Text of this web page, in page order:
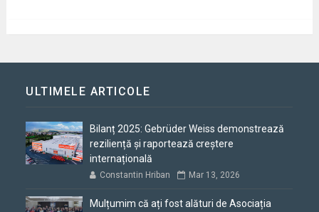
ULTIMELE ARTICOLE
Bilanț 2025: Gebrüder Weiss demonstrează
reziliență și raportează creștere
internațională
Constantin Hriban Mar 13, 2026
Mulțumim că ați fost alături de Asociația